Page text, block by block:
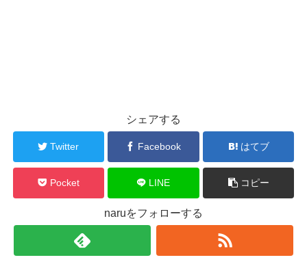
シェアする
Twitter Facebook はてブ
Pocket LINE コピー
naruをフォローする